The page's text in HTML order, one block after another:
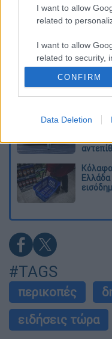
I want to allow
related to
I want to allow
related to security,
functionality and
user protection.
CONFIRM
Data Deletion
Σαν το
κλόουν
Ελλάδα
#TAGS
περικοπές
ειδήσεις τώρα